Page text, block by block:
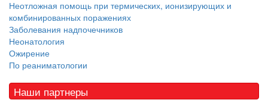
Неотложная помощь при термических, ионизирующих и
комбинированных поражениях
Заболевания надпочечников
Неонатология
Ожирение
По реаниматологии
Наши партнеры